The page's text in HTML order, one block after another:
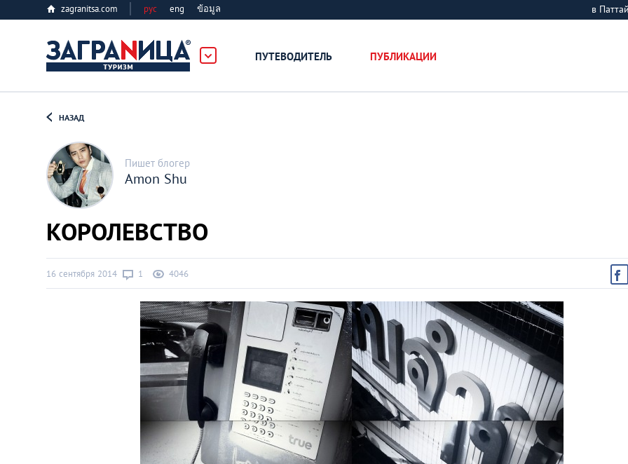
zagranitsa.com рус eng ข้อมูล в
ПУТЕВОДИТЕЛЬ ПУБЛИКАЦИИ
Киев
Лондон
Лос-Анджелес
Москва
НАЗАД
Пишет блогер
Amon Shu
КОРОЛЕВСТВО
16 сентября 2014 1 4046